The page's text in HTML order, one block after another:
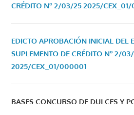
CRÉDITO Nº 2/03/25 2025/
EDICTO APROBACIÓN INICIAL DEL
SUPLEMENTO DE CRÉDITO Nº 2/
2025/CEX_01/000001
BASES CONCURSO DE DULCES Y